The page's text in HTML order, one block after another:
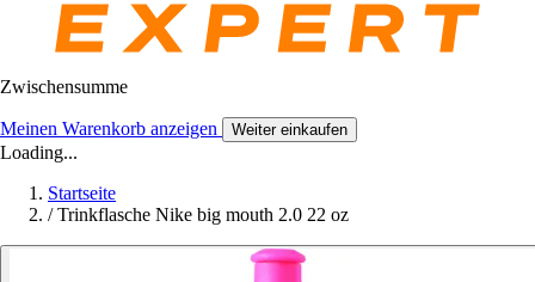
Zwischensumme
Meinen Warenkorb anzeigen Weiter einkaufen
Loading...
Startseite
/ Trinkflasche Nike big mouth 2.0 22 oz